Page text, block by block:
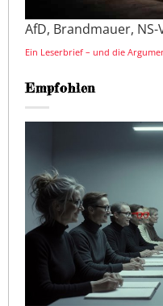
AfD, Brandmauer,
Ein Leserbrief – und die
Empfohlen